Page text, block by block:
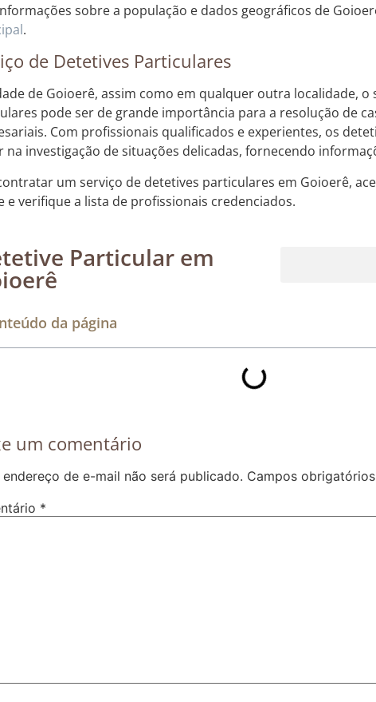
sobre a população e dados geográficos de
.
de Detetives Particulares
de Goioerê, assim como em qualquer outra localidade, o
pode ser de grande importância para a resolução de
Com profissionais qualificados e experientes, os
na investigação de situações delicadas, fornecendo
um serviço de detetives particulares em Goioerê,
e verifique a lista de profissionais credenciados.
Particular em
da página
um comentário
endereço de e-mail não será publicado. Campos
*